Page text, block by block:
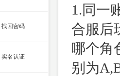
找回密码
实名认证
1.同一
合服后
哪个角
别为